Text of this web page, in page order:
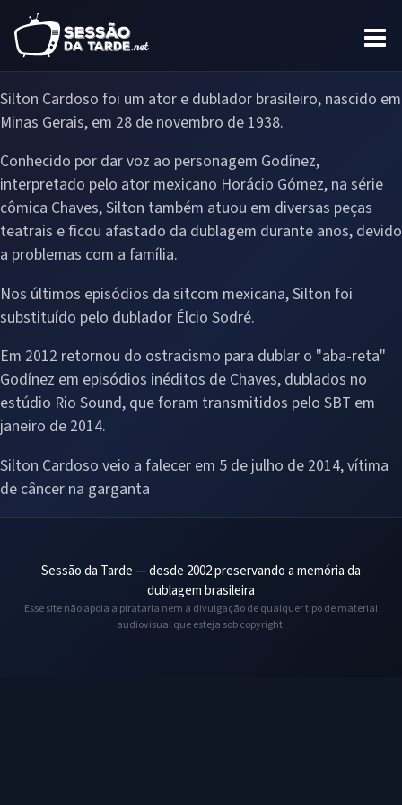
Silton Cardoso foi um ator e dublador brasileiro, nascido em
Minas Gerais, em 28 de novembro de 1938.
Conhecido por dar voz ao personagem Godínez,
interpretado pelo ator mexicano Horácio Gómez, na série
cômica Chaves, Silton também atuou em diversas peças
teatrais e ficou afastado da dublagem durante anos, devido
a problemas com a família.
Nos últimos episódios da sitcom mexicana, Silton foi
substituído pelo dublador Élcio Sodré.
Em 2012 retornou do ostracismo para dublar o "aba-reta"
Godínez em episódios inéditos de Chaves, dublados no
estúdio Rio Sound, que foram transmitidos pelo SBT em
janeiro de 2014.
Silton Cardoso veio a falecer em 5 de julho de 2014, vítima
de câncer na garganta
Sessão da Tarde — desde 2002 preservando a memória da
dublagem brasileira
Esse site não apoia a pirataria nem a divulgação de qualquer tipo de material
audiovisual que esteja sob copyright.